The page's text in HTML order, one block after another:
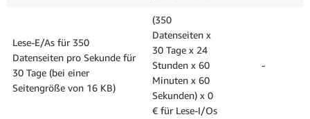
Lese-E/As für 350
Datenseiten pro Sekunde für
30 Tage (bei einer
Seitengröße von 16 KB)
(350
Datenseiten x
30 Tage x 24
Stunden x 60
Minuten x 60
Sekunden) x 0
€ für Lese-I/Os
-